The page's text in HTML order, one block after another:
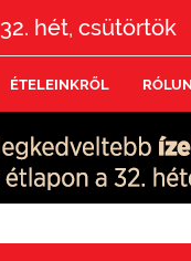
32. hét, csütörtök
ÉTELEINKRŐL